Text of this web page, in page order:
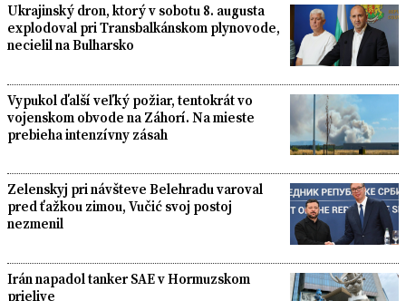
Ukrajinský dron, ktorý v sobotu 8. augusta
explodoval pri Transbalkánskom plynovode,
necielil na Bulharsko
Vypukol ďalší veľký požiar, tentokrát vo
vojenskom obvode na Záhorí. Na mieste
prebieha intenzívny zásah
Zelenskyj pri návšteve Belehradu varoval
pred ťažkou zimou, Vučić svoj postoj
nezmenil
Irán napadol tanker SAE v Hormuzskom
prielive